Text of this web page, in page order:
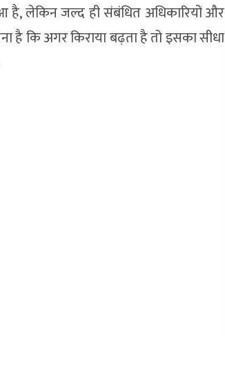
है, लेकिन जल्द ही संबंधित अधिकारियों और
है कि अगर किराया बढ़ता है तो इसका सीधा